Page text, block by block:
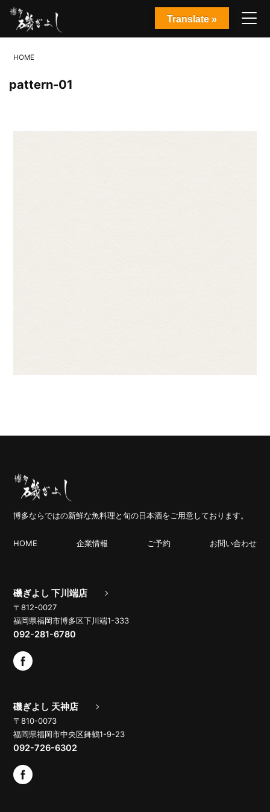
HOME
pattern-01
博多ならではの新鮮な魚料理と旬の日本酒をご用意しております。
HOME 企業情報 ご予約 お問い合わせ
磯ぎよし 下川端店
〒812-0027
福岡県福岡市博多区下川端1-333
092-281-6780
磯ぎよし 天神店
〒810-0073
福岡県福岡市中央区舞鶴1-9-23
092-726-6302
Translate »